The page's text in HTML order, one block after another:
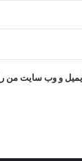
و وب سایت من